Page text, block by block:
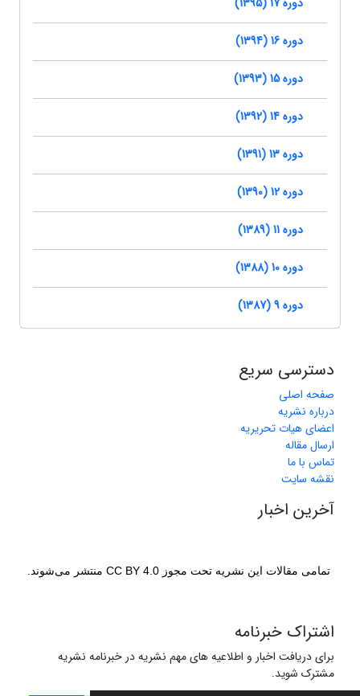
دوره 17 (1395)
دوره 16 (1394)
دوره 15 (1393)
دوره 14 (1392)
دوره 13 (1391)
دوره 12 (1390)
دوره 11 (1389)
دوره 10 (1388)
دوره 9 (1387)
دسترسی سریع
صفحه اصلی
درباره نشریه
اعضای هیات تحریریه
ارسال مقاله
تماس با ما
نقشه سایت
آخرین اخبار
تمامی مقالات این نشریه تحت مجوز CC BY 4.0 منتشر می‌شوند.
اشتراک خبرنامه
برای دریافت اخبار و اطلاعیه های مهم نشریه در خبرنامه نشریه
مشترک شوید.